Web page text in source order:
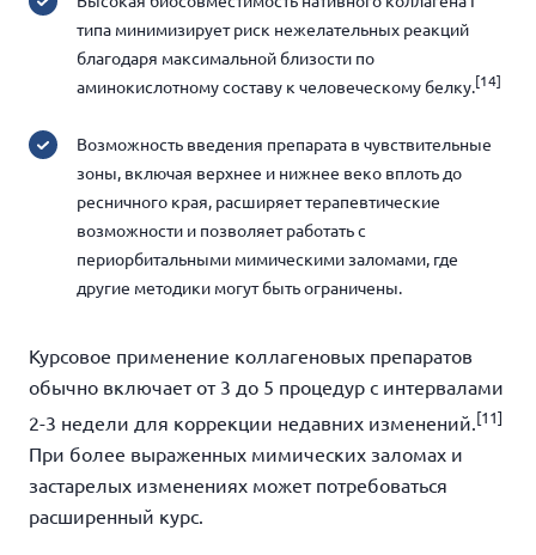
типа минимизируетриск нежелательных реакций
благодаря максимальной близости по
аминокислотному составу к человеческому белку.[14]
Возможность введения препарата в чувствительные
зоны, включая верхнее и нижнее веко вплоть до
ресничного края, расширяет терапевтические
возможности и позволяет работать с
периорбитальными мимическими заломами, где
другие методики могут быть ограничены.
Курсовое применение коллагеновых препаратов
обычно включает от 3 до 5 процедур с интервалами
2-3 недели для коррекции недавних изменений. [11]
При более выраженных мимических заломах и
застарелых изменениях может потребоваться
расширенный курс.